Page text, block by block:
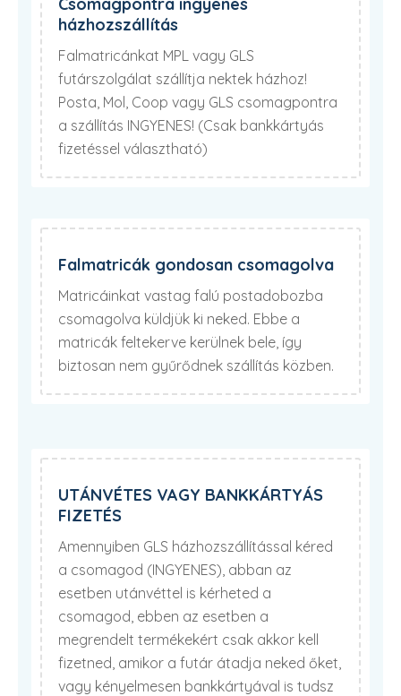
házhozszállítás
Falmatricánkat MPL vagy GLS
futárszolgálat szállítja nektek házhoz!
Posta, Mol, Coop vagy GLS csomagpontra
a szállítás INGYENES! (Csak bankkártyás
fizetéssel választható)
Falmatricák gondosan csomagolva
Matricáinkat vastag falú postadobozba
csomagolva küldjük ki neked. Ebbe a
matricák feltekerve kerülnek bele, így
biztosan nem gyűrődnek szállítás közben.
UTÁNVÉTES VAGY BANKKÁRTYÁS
FIZETÉS
Amennyiben GLS házhozszállítással kéred
a csomagod (INGYENES), abban az
esetben utánvéttel is kérheted a
csomagod, ebben az esetben a
megrendelt termékekért csak akkor kell
fizetned, amikor a futár átadja neked őket,
vagy kényelmesen bankkártyával is tudsz